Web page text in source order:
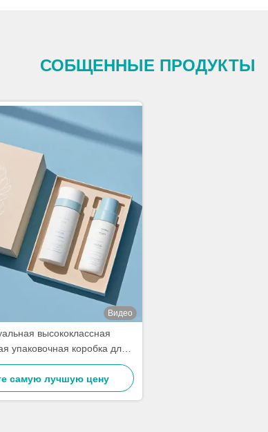
СОБЩЕННЫЕ ПРОДУКТЫ
Видео
высококлассная
упаковочная коробка для
/ эссенций / помады
самую лучшую цену